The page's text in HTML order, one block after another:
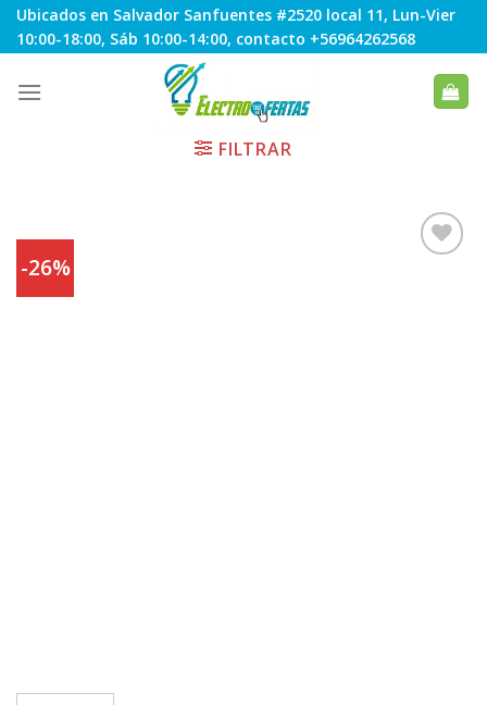
Skip
to
Ubicados en Salvador Sanfuentes #2520 local 11, Lun-Vier
10:00-18:00, Sáb 10:00-14:00, contacto +56964262568
FILTRAR
-26%